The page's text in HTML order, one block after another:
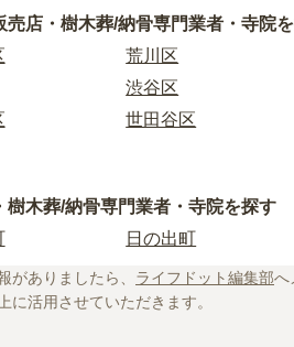
したい場合は「石材店」や「墓石
る「納骨堂販売業者」「寺院」を
選べるお墓タイプも多様です。
タイプが自分に合っているか迷っ
いただければ、お客様のご希望に
す。
する場所となるため、立地や費
します。
開されていないことも多く、実
ある方はぜひ下記の記事をご一読
万円。檀家料などの費用も必要
選ぶときの注意点や利用までの流
は必須？押さえておきたい注意点
売店・樹木葬/納骨専門業者・寺院
荒川区
渋谷区
世田谷区
江戸川区
日野市
千代田区
墨田区
木葬/納骨専門業者・寺院を探す
日の出町
ありましたら、 ライフドット編集部へ
に活用させていただきます。